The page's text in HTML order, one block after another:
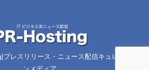
レスリリース・ニュース配信キュレーショ